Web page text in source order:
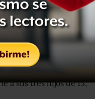
su sueldo regular
quincena, más los
cuando están en una
ahora le dijeron que
a sus tres hijos de 13,